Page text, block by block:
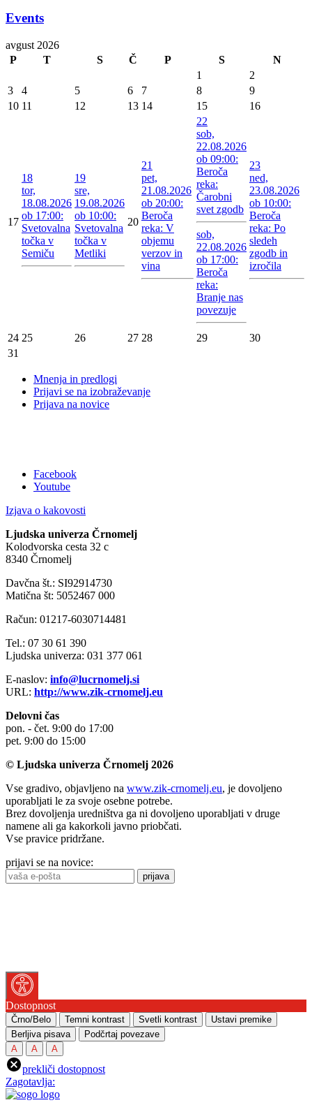
Events
avgust 2026
P
T S Č P S
N
1
2
3
4 5 6 7 8
9
10 11 12 13 14 15 16
17
18
tor,
18.08.2026
ob 17:00:
Svetovalna
točka v
Semiču
19
sre,
19.08.2026
ob 10:00:
Svetovalna
točka v
Metliki
20
21
pet,
21.08.2026
ob 20:00:
Beroča
reka: V
objemu
verzov in
vina
22
sob,
22.08.2026
ob 09:00:
Beroča
reka:
Čarobni
svet zgodb
sob,
22.08.2026
ob 17:00:
Beroča
reka:
Branje nas
povezuje
23
ned,
23.08.2026
ob 10:00:
Beroča
reka: Po
sledeh
zgodb in
izročila
24 25 26 27 28 29
30
31
Mnenja in predlogi
Prijavi se na izobraževanje
Prijava na novice
Facebook
Youtube
Izjava o kakovosti
Ljudska univerza Črnomelj
Kolodvorska cesta 32 c
8340 Črnomelj
Davčna št.: SI92914730
Matična št: 5052467 000
Račun: 01217-6030714481
Tel.: 07 30 61 390
Ljudska univerza: 031 377 061
E-naslov: info@lucrnomelj.si
URL: http://www.zik-crnomelj.eu
Delovni čas
pon. - čet. 9:00 do 17:00
pet. 9:00 do 15:00
© Ljudska univerza Črnomelj 2026
Vse gradivo, objavljeno na www.zik-crnomelj.eu, je dovoljeno
uporabljati le za svoje osebne potrebe.
Brez dovoljenja uredništva ga ni dovoljeno uporabljati v druge
namene ali ga kakorkoli javno priobčati.
Vse pravice pridržane.
prijavi se na novice:
prijava
Dostopnost
Črno/Belo Temni kontrast Svetli kontrast
Ustavi premike
Berljiva pisava
Podčrtaj povezave
A
A A
prekliči dostopnost
Zagotavlja: